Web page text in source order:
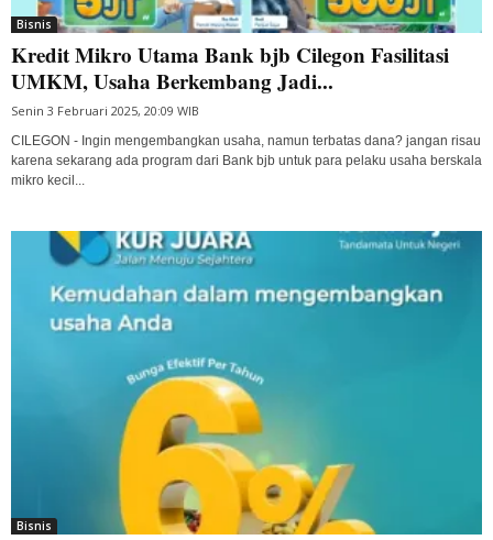
Bisnis
Kredit Mikro Utama Bank bjb Cilegon Fasilitasi
UMKM, Usaha Berkembang Jadi...
Senin 3 Februari 2025, 20:09 WIB
CILEGON - Ingin mengembangkan usaha, namun terbatas dana? jangan risau
karena sekarang ada program dari Bank bjb untuk para pelaku usaha berskala
mikro kecil...
Bisnis